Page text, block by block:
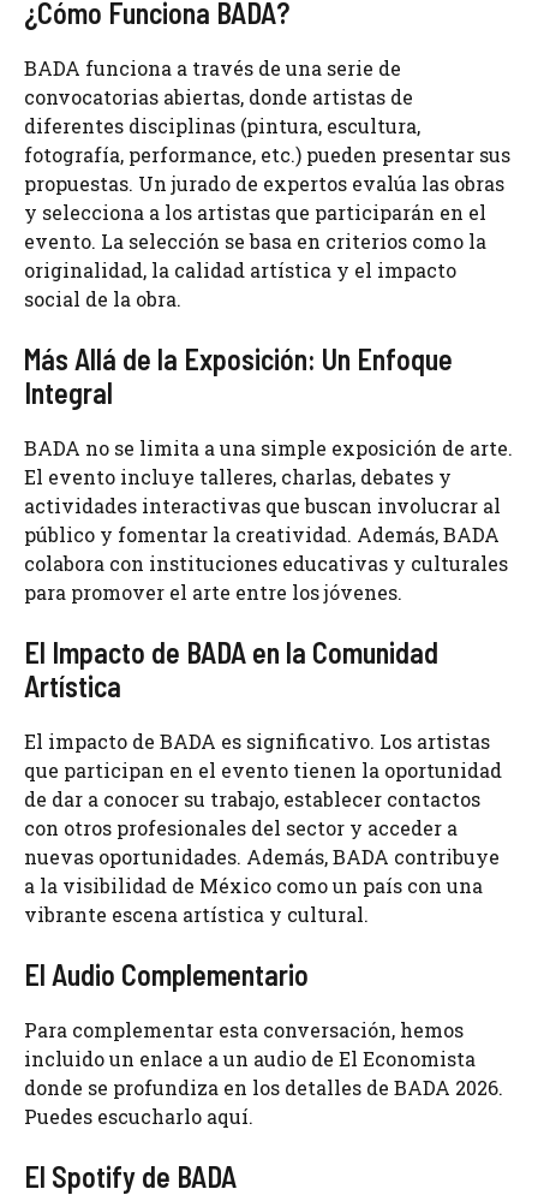
¿Cómo Funciona BADA?
BADA funciona a través de una serie de
convocatorias abiertas, donde artistas de
diferentes disciplinas (pintura, escultura,
fotografía, performance, etc.) pueden presentar sus
propuestas. Un jurado de expertos evalúa las obras
y selecciona a los artistas que participarán en el
evento. La selección se basa en criterios como la
originalidad, la calidad artística y el impacto
social de la obra.
Más Allá de la Exposición: Un Enfoque
Integral
BADA no se limita a una simple exposición de arte.
El evento incluye talleres, charlas, debates y
actividades interactivas que buscan involucrar al
público y fomentar la creatividad. Además, BADA
colabora con instituciones educativas y culturales
para promover el arte entre los jóvenes.
El Impacto de BADA en la Comunidad
Artística
El impacto de BADA es significativo. Los artistas
que participan en el evento tienen la oportunidad
de dar a conocer su trabajo, establecer contactos
con otros profesionales del sector y acceder a
nuevas oportunidades. Además, BADA contribuye
a la visibilidad de México como un país con una
vibrante escena artística y cultural.
El Audio Complementario
Para complementar esta conversación, hemos
incluido un enlace a un audio de El Economista
donde se profundiza en los detalles de BADA 2026.
Puedes escucharlo aquí.
El Spotify de BADA